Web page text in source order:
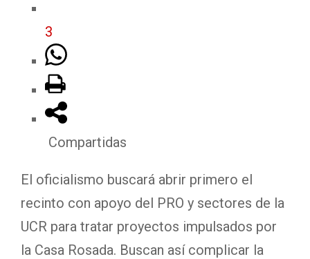
3
Compartidas
El oficialismo buscará abrir primero el
recinto con apoyo del PRO y sectores de la
UCR para tratar proyectos impulsados por
la Casa Rosada. Buscan así complicar la